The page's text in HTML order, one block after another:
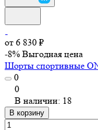
от 6 830 ₽
-8% Выгодная цена
Шорты спортивные
0
0
В наличии: 18
В корзину